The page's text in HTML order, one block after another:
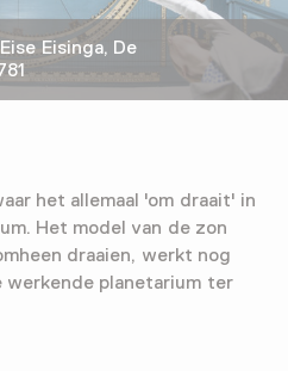
Eisinga, De
het allemaal 'om draait' in
Het model van de zon
draaien, werkt nog
planetarium ter